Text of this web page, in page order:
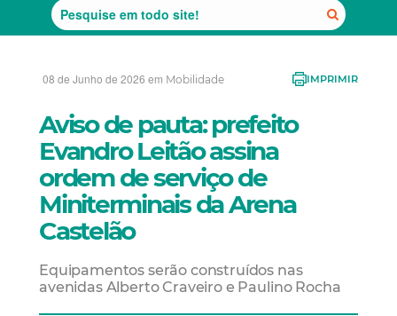
08 de Junho de 2026 em Mobilidade IMPRIMIR
Aviso de pauta: prefeito
Evandro Leitão assina
ordem de serviço de
Miniterminais da Arena
Castelão
Equipamentos serão construídos nas
avenidas Alberto Craveiro e Paulino Rocha